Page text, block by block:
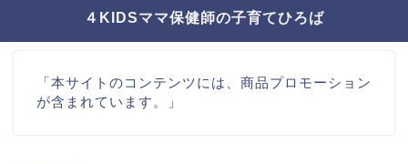
４KIDSママ保健師の子育てひろば
「本サイトのコンテンツには、商品プロモーション
が含まれています。」